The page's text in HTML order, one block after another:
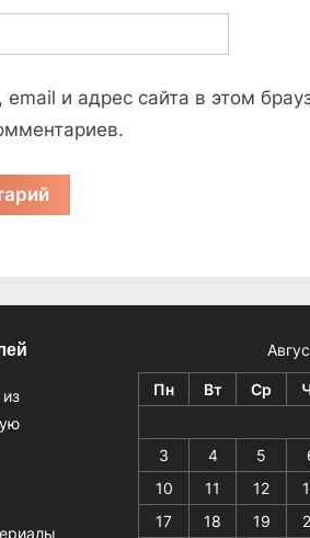
и адрес сайта в этом
Пн Вт Ср
3
4 5
10
11 12
17
18 19